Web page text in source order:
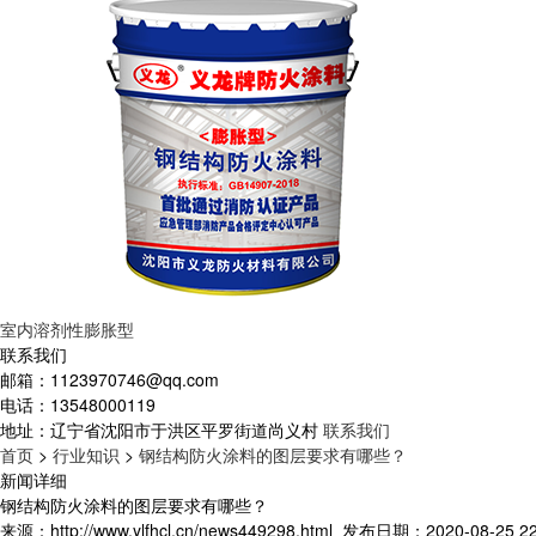
室内溶剂性膨胀型
联系我们
邮箱： 1123970746@qq.com
电话： 13548000119
地址： 辽宁省沈阳市于洪区平罗街道尚义村 联系我们
首页 > 行业知识 > 钢结构防火涂料的图层要求有哪些？
新闻详细
钢结构防火涂料的图层要求有哪些？
来源：http://www.ylfhcl.cn/news449298.html 发布日期：2020-08-25